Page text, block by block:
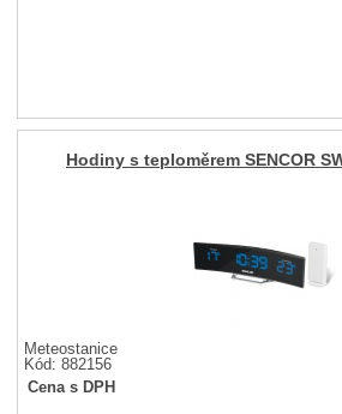
Hodiny s teploměrem SENCOR
Meteostanice
Kód: 882156
Cena s DPH